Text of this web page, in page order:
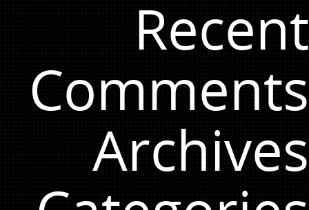
Recent
Comments
Archives